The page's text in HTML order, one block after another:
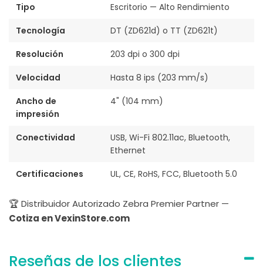
Tipo
Escritorio — Alto Rendimiento
Tecnología
DT (ZD621d) o TT (ZD621t)
Resolución
203 dpi o 300 dpi
Velocidad
Hasta 8 ips (203 mm/s)
Ancho de
impresión
4" (104 mm)
Conectividad
USB, Wi-Fi 802.11ac, Bluetooth,
Ethernet
Certificaciones
UL, CE, RoHS, FCC, Bluetooth 5.0
🏆 Distribuidor Autorizado Zebra Premier Partner —
Cotiza en VexinStore.com
Reseñas de los clientes